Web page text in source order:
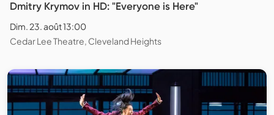
Dmitry Krymov in HD: "Everyone is Here"
Dim. 23. août 13:00
Cedar Lee Theatre, Cleveland Heights